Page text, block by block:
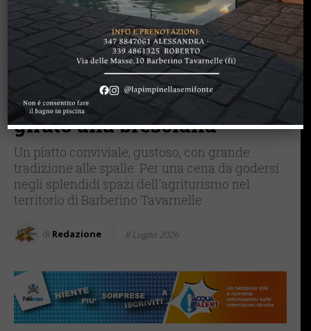
Al ristorante
dell’agriturismo La
Pimpinella di Semifonte
sabato 11 luglio arrosto
girato alla bresciana
Un piatto conviviale, gustoso, con grande
tradizione alle spalle. Per una cena da godersi
negli splendidi spazi dell'agriturismo nel
territorio di Barberino Tavarnelle
di Redazione 8 Luglio 2026